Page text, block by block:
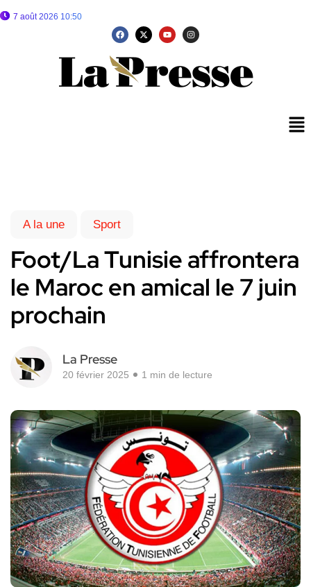
7 août 2026 10:50
A la une Sport
Foot/La Tunisie affrontera
le Maroc en amical le 7 juin
prochain
La Presse
20 février 2025 1 min de lecture